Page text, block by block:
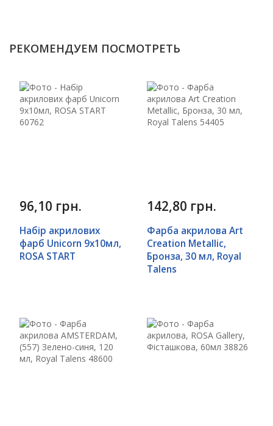
РЕКОМЕНДУЕМ ПОСМОТРЕТЬ
96,10 грн.
Набір акрилових
фарб Unicorn 9x10мл,
ROSA START
142,80 грн.
Фарба акрилова Art
Creation Metallic,
Бронза, 30 мл, Royal
Talens